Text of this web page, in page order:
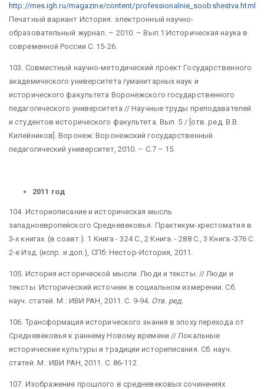
http://mes.igh.ru/magazine/content/professionalnie_soobshestva.html
Печатный вариант История: электронный научно-
образовательный журнал. – 2010. – Вып.1:Историческая наука в
современной России С. 15-26.
103. Совместный научно-методический проект Государственного
академического университета гуманитарных наук и
исторического факультета Воронежского государственного
педагогического университета // Научные труды преподавателей
и студентов исторического факультета. Вып. 5 / [отв. ред. В.В.
Килейников]. Воронеж: Воронежский государственный
педагогический университет, 2010. – С.7 – 15.
2011 год
104. Историописание и историческая мысль
западноевропейского Средневековья. Практикум-хрестоматия в
3-х книгах. (в соавт.). 1 Книга - 324 С., 2 Книга. - 288 С., 3 Книга.-376 С.
2-е Изд. (испр. и доп.), СПб: Нестор-История, 2011.
105. История исторической мысли. Люди и тексты. // Люди и
тексты. Исторический источник в социальном измерении. Сб.
науч. статей. М.: ИВИ РАН, 2011. С. 9-94. Отв. ред.
106. Трансформация исторического знания в эпоху перехода от
Средневековья к раннему Новому времени // Локальные
исторические культуры и традиции историписания. Сб. науч.
статей. М.: ИВИ РАН, 2011. С. 86-112.
107. Изображение прошлого в средневековых сочинениях